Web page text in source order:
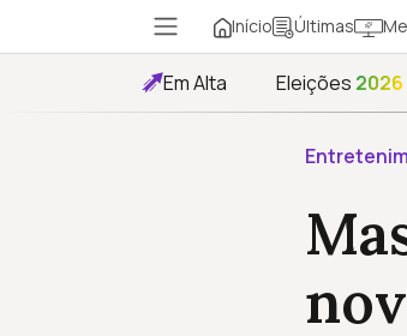
Início Últimas
Em Alta Eleições 2026